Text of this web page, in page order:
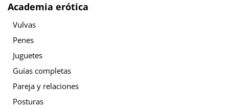
Academia erótica
Vulvas
Penes
Juguetes
Guías completas
Pareja y relaciones
Posturas